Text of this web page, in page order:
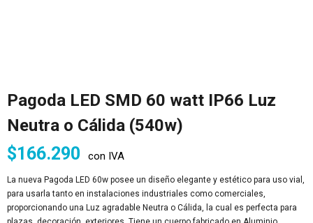
Pagoda LED SMD 60 watt IP66 Luz
Neutra o Cálida (540w)
$166.290 con IVA
La nueva Pagoda LED 60w posee un diseño elegante y estético para uso vial,
para usarla tanto en instalaciones industriales como comerciales,
proporcionando una Luz agradable Neutra o Cálida, la cual es perfecta para